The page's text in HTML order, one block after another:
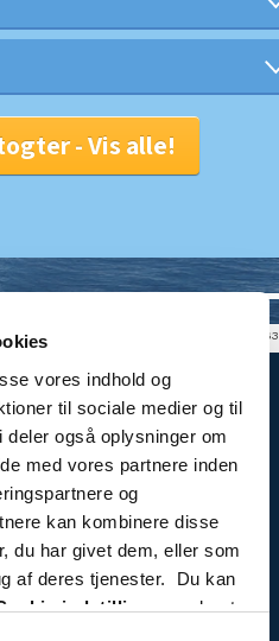
vores indhold og
til sociale medier og til
også oplysninger om
med vores partnere inden
og
kan kombinere disse
du har givet dem, eller som
af deres tjenester. Du kan
indstillingernederst
Solutions V4.1663